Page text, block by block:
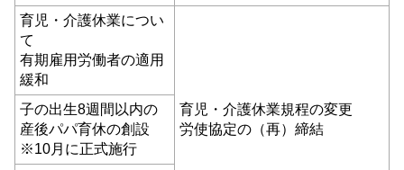
育児・介護休業につい
て
有期雇用労働者の適用
緩和
育児・介護休業規程の変更
労使協定の（再）締結
子の出生8週間以内の
産後パパ育休の創設
※10月に正式施行